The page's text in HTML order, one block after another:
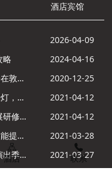
酒店宾馆
2026-04-09
略
2024-04-16
敦煌市旅行社协会首届西北供应商大会在敦煌召开
2020-12-25
鸣沙山月牙泉景区：首次使用驼形红绿灯，骆驼“看驼灯绿了”走起来
2021-04-12
酒泉市2021年文化旅游行业高质量发展研修提升培训班敦煌分训点开班
2021-04-12
敦煌市文化旅游行业职业道德和服务技能提升导游专项培训成功举办
2021-03-28
关于大型情景剧《丝路花雨》2021年演出季开演的通知
2021-03-27
酒店 联系